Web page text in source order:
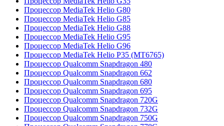
Процессор MediaTek Helio G80
Процессор MediaTek Helio G85
Процессор MediaTek Helio G88
Процессор MediaTek Helio G95
Процессор MediaTek Helio G96
Процессор MediaTek Helio P35 (MT6765)
Процессор Qualcomm Snapdragon 480
Процессор Qualcomm Snapdragon 662
Процессор Qualcomm Snapdragon 680
Процессор Qualcomm Snapdragon 695
Процессор Qualcomm Snapdragon 720G
Процессор Qualcomm Snapdragon 732G
Процессор Qualcomm Snapdragon 750G